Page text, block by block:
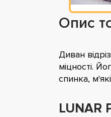
Опис
Диван
міцності.
спинка,